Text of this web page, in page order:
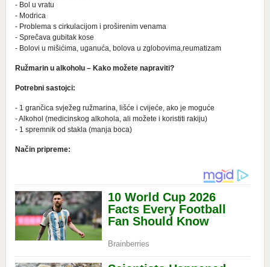
- Bol u vratu
- Modrica
- Problema s cirkulacijom i proširenim venama
- Sprečava gubitak kose
- Bolovi u mišićima, uganuća, bolova u zglobovima,reumatizam
Ružmarin u alkoholu – Kako možete napraviti?
Potrebni sastojci:
- 1 grančica svježeg ružmarina, lišće i cvijeće, ako je moguće
- Alkohol (medicinskog alkohola, ali možete i koristiti rakiju)
- 1 spremnik od stakla (manja boca)
Način pripreme: